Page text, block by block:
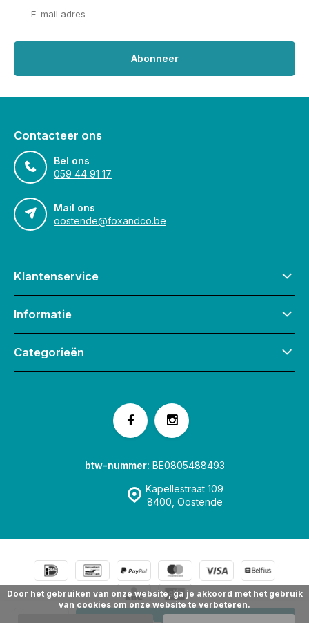
Abonneer
Contacteer ons
Bel ons
059 44 91 17
Mail ons
oostende@foxandco.be
Klantenservice
Informatie
Categorieën
Kapellestraat 109
8400, Oostende
btw-nummer: BE0805488493
© Speelgoedwinkel Fox & Co Oostende Sitemap
Door het gebruiken van onze website, ga je akkoord met het gebruik
van cookies om onze website te verbeteren.